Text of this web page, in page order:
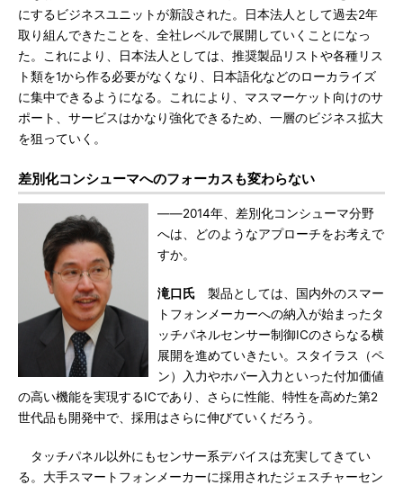
にするビジネスユニットが新設された。日本法人として過去2年
取り組んできたことを、全社レベルで展開していくことになっ
た。これにより、日本法人としては、推奨製品リストや各種リス
ト類を1から作る必要がなくなり、日本語化などのローカライズ
に集中できるようになる。これにより、マスマーケット向けのサ
ポート、サービスはかなり強化できるため、一層のビジネス拡大
を狙っていく。
差別化コンシューマへのフォーカスも変わらない
――2014年、差別化コンシューマ分野
へは、どのようなアプローチをお考えで
すか。
滝口氏 製品としては、国内外のスマー
トフォンメーカーへの納入が始まったタ
ッチパネルセンサー制御ICのさらなる横
展開を進めていきたい。スタイラス（ペ
ン）入力やホバー入力といった付加価値
の高い機能を実現するICであり、さらに性能、特性を高めた第2
世代品も開発中で、採用はさらに伸びていくだろう。
タッチパネル以外にもセンサー系デバイスは充実してきてい
る。大手スマートフォンメーカーに採用されたジェスチャーセン